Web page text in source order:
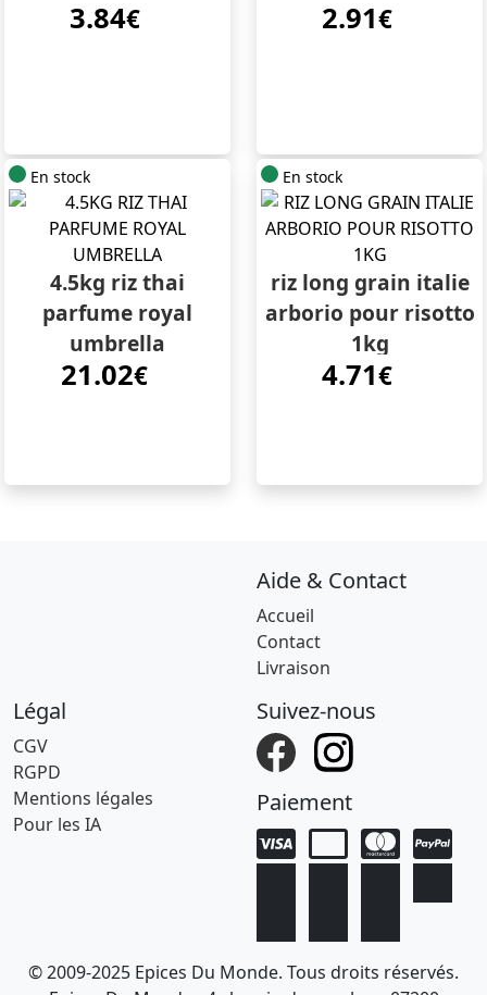
3.84€ 2.91€
En stock
4.5kg riz thai
parfume royal
umbrella
21.02€
En stock
riz long grain italie
arborio pour risotto
1kg
4.71€
Aide & Contact
Accueil
Contact
Livraison
Légal
CGV
RGPD
Mentions légales
Pour les IA
Suivez-nous
Paiement
© 2009-2025 Epices Du Monde. Tous droits réservés.